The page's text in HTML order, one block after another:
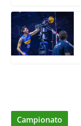
Campionato